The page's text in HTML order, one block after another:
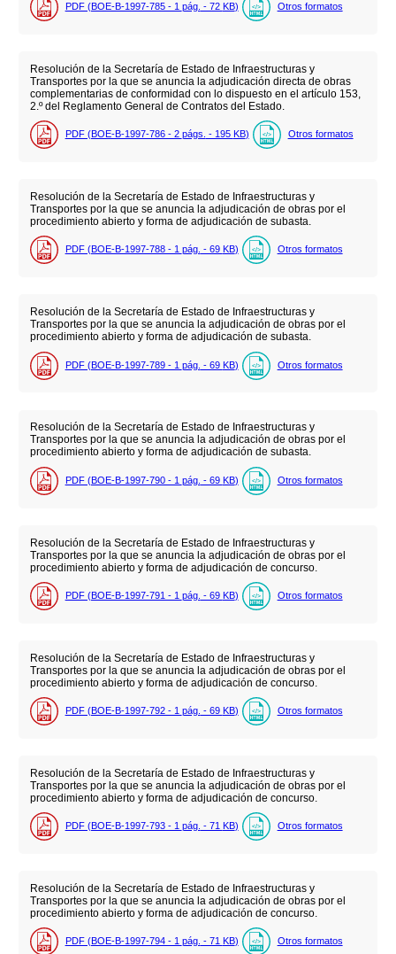
PDF (BOE-B-1997-785 - 1 pág. - 72 KB) Otros formatos
Resolución de la Secretaría de Estado de Infraestructuras y
Transportes por la que se anuncia la adjudicación directa de obras
complementarias de conformidad con lo dispuesto en el artículo 153,
2.º del Reglamento General de Contratos del Estado.
PDF (BOE-B-1997-786 - 2 págs. - 195 KB) Otros formatos
Resolución de la Secretaría de Estado de Infraestructuras y
Transportes por la que se anuncia la adjudicación de obras por el
procedimiento abierto y forma de adjudicación de subasta.
PDF (BOE-B-1997-788 - 1 pág. - 69 KB) Otros formatos
Resolución de la Secretaría de Estado de Infraestructuras y
Transportes por la que se anuncia la adjudicación de obras por el
procedimiento abierto y forma de adjudicación de subasta.
PDF (BOE-B-1997-789 - 1 pág. - 69 KB) Otros formatos
Resolución de la Secretaría de Estado de Infraestructuras y
Transportes por la que se anuncia la adjudicación de obras por el
procedimiento abierto y forma de adjudicación de subasta.
PDF (BOE-B-1997-790 - 1 pág. - 69 KB) Otros formatos
Resolución de la Secretaría de Estado de Infraestructuras y
Transportes por la que se anuncia la adjudicación de obras por el
procedimiento abierto y forma de adjudicación de concurso.
PDF (BOE-B-1997-791 - 1 pág. - 69 KB) Otros formatos
Resolución de la Secretaría de Estado de Infraestructuras y
Transportes por la que se anuncia la adjudicación de obras por el
procedimiento abierto y forma de adjudicación de concurso.
PDF (BOE-B-1997-792 - 1 pág. - 69 KB) Otros formatos
Resolución de la Secretaría de Estado de Infraestructuras y
Transportes por la que se anuncia la adjudicación de obras por el
procedimiento abierto y forma de adjudicación de concurso.
PDF (BOE-B-1997-793 - 1 pág. - 71 KB) Otros formatos
Resolución de la Secretaría de Estado de Infraestructuras y
Transportes por la que se anuncia la adjudicación de obras por el
procedimiento abierto y forma de adjudicación de concurso.
PDF (BOE-B-1997-794 - 1 pág. - 71 KB) Otros formatos